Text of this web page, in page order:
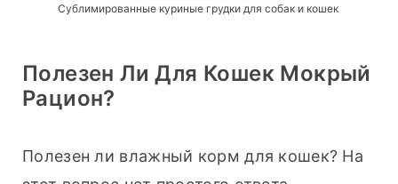
Сублимированные куриные грудки для собак и кошек
Полезен Ли Для Кошек Мокрый
Рацион?
Полезен ли влажный корм для кошек? На